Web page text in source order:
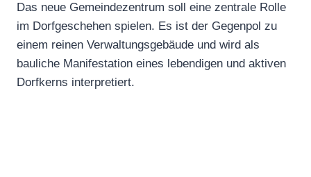
Das neue Gemeindezentrum soll eine zentrale Rolle
im Dorfgeschehen spielen. Es ist der Gegenpol zu
einem reinen Verwaltungsgebäude und wird als
bauliche Manifestation eines lebendigen und aktiven
Dorfkerns interpretiert.